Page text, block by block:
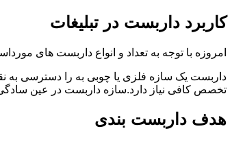
کاربرد داربست در تبلیغات
امروزه با توجه به تعداد و انواع داربست های
داربست یک سازه فلزی یا چوبی به را دسترسی به
تخصص کافی نیاز دارد.سازه داربست در عین
هدف داربست بندی